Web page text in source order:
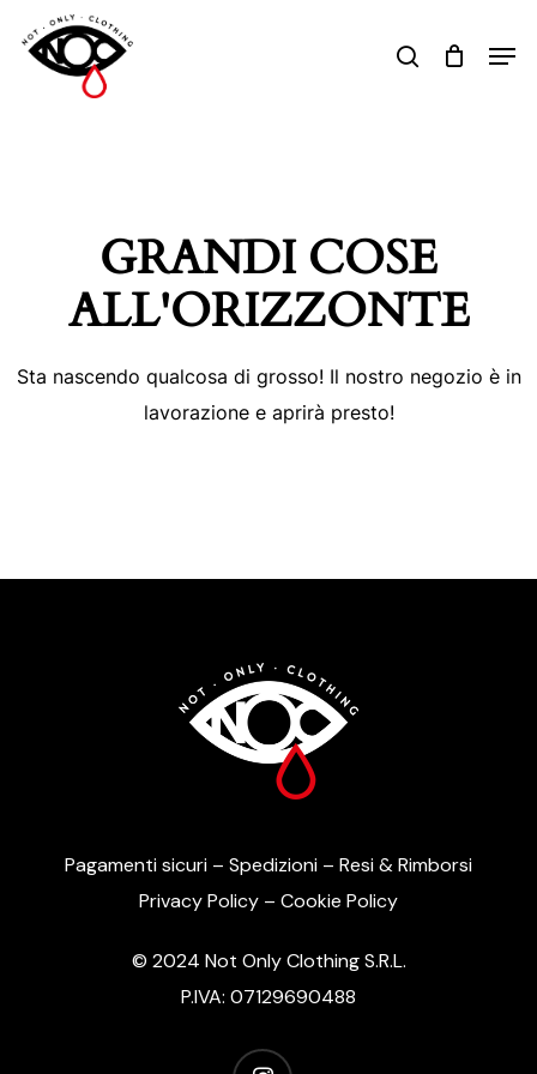
search
GRANDI COSE
ALL'ORIZZONTE
Sta nascendo qualcosa di grosso! Il nostro negozio è in
lavorazione e aprirà presto!
Pagamenti sicuri – Spedizioni – Resi & Rimborsi
Privacy Policy – Cookie Policy
© 2024 Not Only Clothing S.R.L.
P.IVA: 07129690488
instagram